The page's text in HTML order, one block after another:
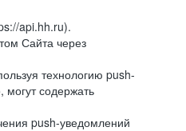
api.hh.ru).
Сайта через
технологию push-
содержать
push-уведомлений